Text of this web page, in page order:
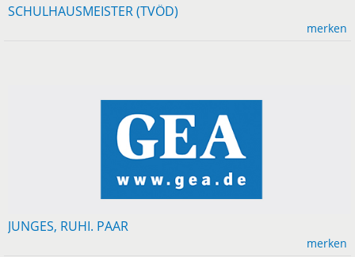
SCHULHAUSMEISTER (TVÖD)
merken
JUNGES, RUHI. PAAR
merken